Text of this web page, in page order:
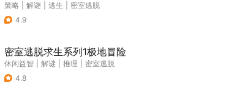
策略 解谜 逃生
密室逃脱
4.9
密室逃脱求生系列1极地冒险
休闲益智 解谜 推理
密室逃脱
4.8